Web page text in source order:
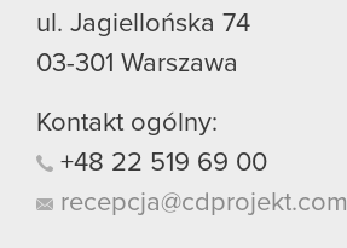
ul. Jagiellońska 74
03-301 Warszawa
Kontakt ogólny:
+48 22 519 69 00
recepcja@cdprojekt.com